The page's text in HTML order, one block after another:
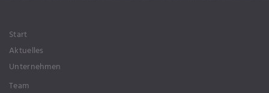
Start
Aktuelles
Unternehmen
Team